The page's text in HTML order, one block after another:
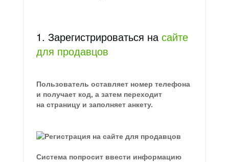
1. Зарегистрироваться насайте
для продавцов
Пользователь оставляет номер телефона
и получает код, а затем переходит
на страницу и заполняет анкету.
Система попросит ввести информацию